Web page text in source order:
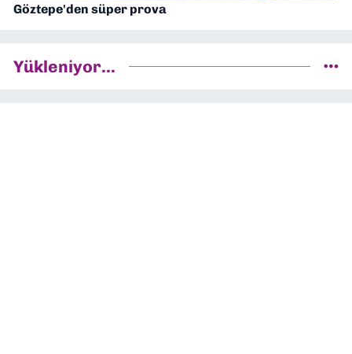
Göztepe'den süper prova
Yükleniyor...